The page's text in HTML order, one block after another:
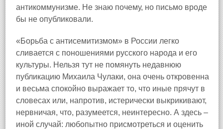
антикоммунизме. Не знаю почему, но письмо вроде
бы не опубликовали.
«Борьба с антисемитизмом» в России легко
сливается с поношениями русского народа и его
культуры. Нельзя тут не помянуть недавнюю
публикацию Михаила Чулаки, она очень откровенна
и весьма спокойно выражает то, что иные прячут в
словесах или, напротив, истерически выкрикивают,
нервничая, что, разумеется, неинтересно. А здесь –
иной случай: любопытно присмотреться и оценить